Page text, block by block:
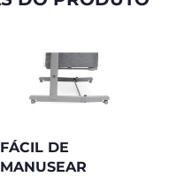
FÁCIL DE
MANUSEAR